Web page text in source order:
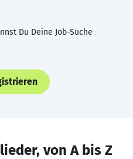
Du Deine Job-Suche
von A bis Z